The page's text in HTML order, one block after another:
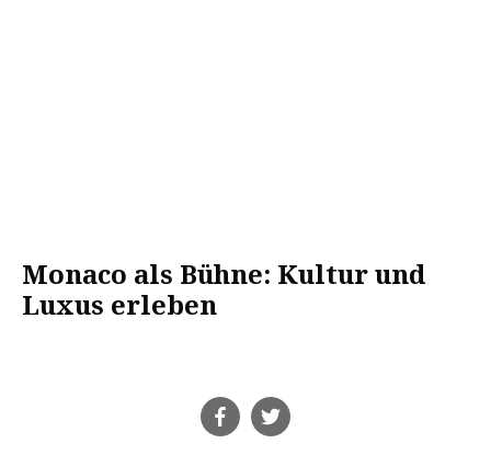
Monaco als Bühne: Kultur und
Luxus erleben